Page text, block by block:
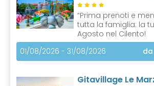
“Prima prenoti e
tutta la famiglia: la
Agosto nel Cilento!
01/08/2026 - 31/08/2026
Gitavillage Le